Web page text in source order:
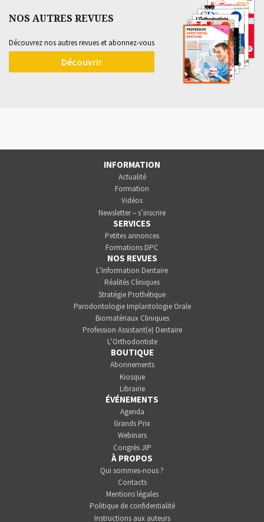
NOS AUTRES REVUES
Découvrez nos autres revues et abonnez-vous
Découvrir
INFORMATION
Actualité
Formation
Vidéos
Newsletter – s’inscrire
SERVICES
Petites annonces
Formations DPC
NOS REVUES
L’Information Dentaire
Réalités Cliniques
Stratégie Prothétique
Parodontologie Implantologie Orale
Biomatériaux Cliniques
Profession Assistant(e) Dentaire
L’Orthodontiste
BOUTIQUE
Abonnements
Kiosque
Librairie
ÉVÉNEMENTS
Agenda
Grands Prix
Webinars
Congrès JIP
À PROPOS
Qui sommes-nous ?
Contacts
Mentions légales
Politique de confidentialité
Instructions aux auteurs